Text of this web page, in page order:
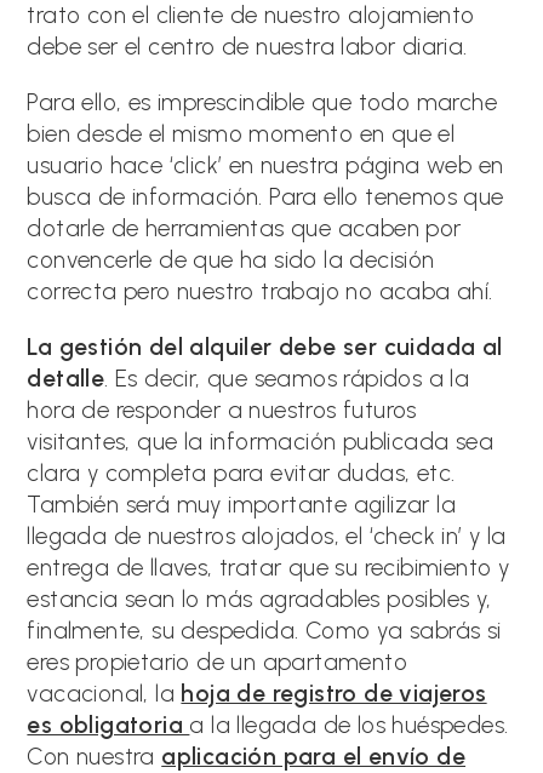
trato con el cliente de nuestro alojamiento
debe ser el centro de nuestra labor diaria.
Para ello, es imprescindible que todo marche
bien desde el mismo momento en que el
usuario hace ‘click’ en nuestra página web en
busca de información. Para ello tenemos que
dotarle de herramientas que acaben por
convencerle de que ha sido la decisión
correcta pero nuestro trabajo no acaba ahí.
La gestión del alquiler debe ser cuidada al
detalle. Es decir, que seamos rápidos a la
hora de responder a nuestros futuros
visitantes, que la información publicada sea
clara y completa para evitar dudas, etc.
También será muy importante agilizar la
llegada de nuestros alojados, el ‘check in’ y la
entrega de llaves, tratar que su recibimiento y
estancia sean lo más agradables posibles y,
finalmente, su despedida. Como ya sabrás si
eres propietario de un apartamento
vacacional, la hoja de registro de viajeros
es obligatoria a la llegada de los huéspedes.
Con nuestra aplicación para el envío de